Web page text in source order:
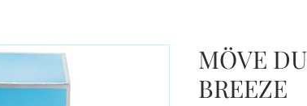
MÖVE
BREEZE